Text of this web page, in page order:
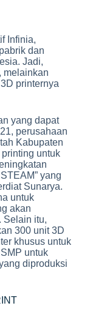
Infinia,
dan
Jadi,
melainkan
printernya
yang dapat
perusahaan
Kabupaten
untuk
yang
Sunarya.
untuk
akan
Selain itu,
300 unit 3D
khusus untuk
untuk
diproduksi